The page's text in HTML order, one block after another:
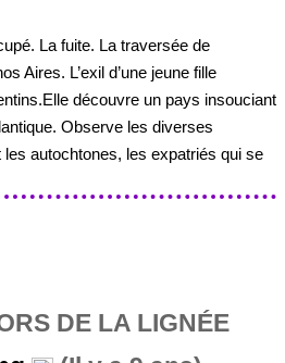
La fuite. La traversée de
Aires. L’exil d’une jeune fille
découvre un pays insouciant
Observe les diverses
autochtones, les expatriés qui se
DE LA LIGNÉE